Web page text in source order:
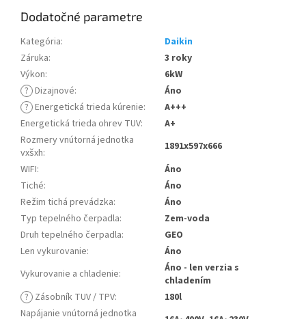
Dodatočné parametre
Kategória:
Daikin
Záruka:
3 roky
Výkon:
6kW
? Dizajnové:
Áno
? Energetická trieda kúrenie:
A+++
Energetická trieda ohrev TUV:
A+
Rozmery vnútorná jednotka
vxšxh:
1891x597x666
WIFI:
Áno
Tiché:
Áno
Režim tichá prevádzka:
Áno
Typ tepelného čerpadla:
Zem-voda
Druh tepelného čerpadla:
GEO
Len vykurovanie:
Áno
Vykurovanie a chladenie:
Áno - len verzia s
chladením
? Zásobník TUV / TPV:
180l
Napájanie vnútorná jednotka